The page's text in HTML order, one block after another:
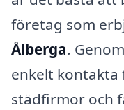
företag som
Ålberga.
enkelt kontakta
städfirmor och